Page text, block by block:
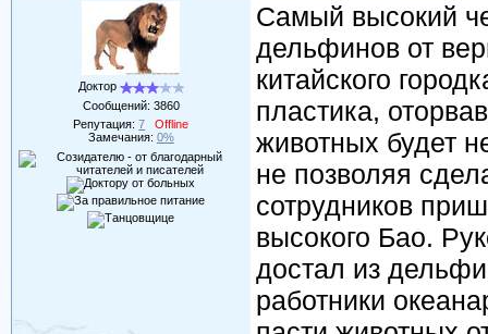
Доктор
Сообщений: 3860
Репутация:7
Offline
Замечания: 0%
Самый высокий
дельфинов от
китайского
пластика,
животных будет
не позволяя
сотрудников
высокого Бао.
достал из
работники